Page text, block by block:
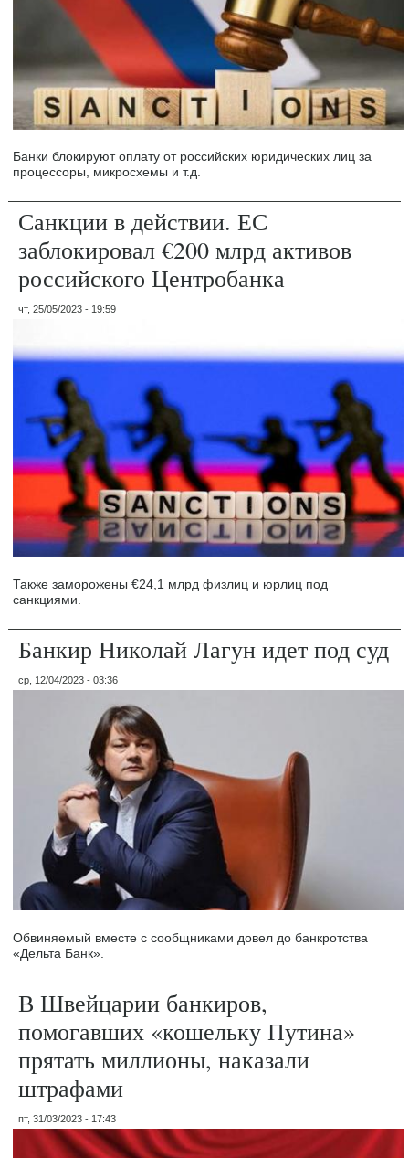
Банки блокируют оплату от российских юридических лиц за
процессоры, микросхемы и т.д.
Санкции в действии. ЕС
заблокировал €200 млрд активов
российского Центробанка
чт, 25/05/2023 - 19:59
Также заморожены €24,1 млрд физлиц и юрлиц под
санкциями.
Банкир Николай Лагун идет под суд
ср, 12/04/2023 - 03:36
Обвиняемый вместе с сообщниками довел до банкротства
«Дельта Банк».
В Швейцарии банкиров,
помогавших «кошельку Путина»
прятать миллионы, наказали
штрафами
пт, 31/03/2023 - 17:43